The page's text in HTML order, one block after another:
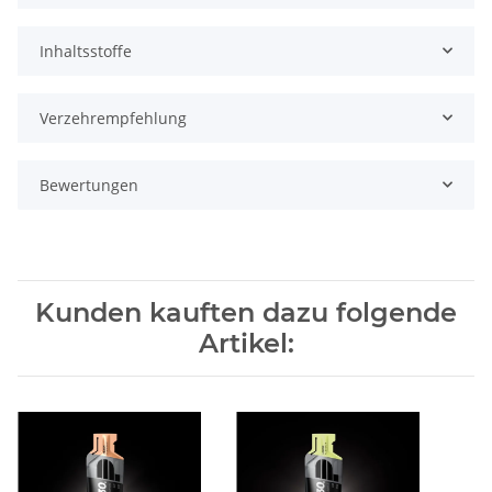
Inhaltsstoffe
Verzehrempfehlung
Bewertungen
Kunden kauften dazu folgende
Artikel: